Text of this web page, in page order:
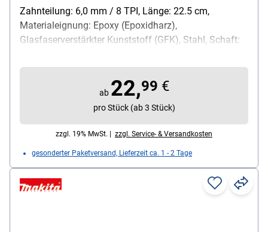
Zahnteilung: 6,0 mm / 8 TPI, Länge: 22.5 cm,
Materialeignung: Epoxy (Epoxidharz),
Glasfaserverstärkter Kunststoff (GFK), Stahl, Schaft:
Pack: 1 Stück
ab 22,99 €
pro Stück (ab 3 Stück)
zzgl. 19% MwSt. | zzgl. Service- & Versandkosten
gesonderter Paketversand, Lieferzeit ca. 1 - 2 Tage